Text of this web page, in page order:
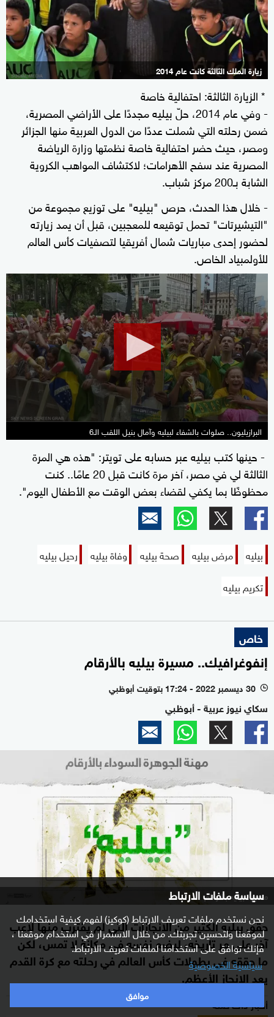
سياسة ملفات الارتباط
نحن نستخدم ملفات تعريف الارتباط (كوكيز) لفهم كيفية استخدامك
لموقعنا ولتحسين تجربتك. من خلال الاستمرار في استخدام موقعنا ،
فإنك توافق على استخدامنا لملفات تعريف الارتباط.
سياسية الخصوصية
موافق
زيارة الملك الثالثة كانت عام 2014
* الزيارة الثالثة: احتفالية خاصة
- وفي عام 2014، حلّ بيليه مجددًا على الأراضي المصرية،
ضمن رحلته التي شملت عددًا من الدول العربية منها الجزائر
ومصر، حيث حضر احتفالية خاصة نظمتها وزارة الرياضة
المصرية عند سفح الأهرامات؛ لاكتشاف المواهب الكروية
الشابة بـ200 مركز شباب.
- خلال هذا الحدث، حرص "بيليه" على توزيع مجموعة من
"التيشيرتات" تحمل توقيعه للمعجبين، قبل أن يمد زيارته
لحضور إحدى مباريات شمال أفريقيا لتصفيات كأس العالم
للأولمبياد الخاص.
0
seconds
of
1
minute,
50
seconds
البرازيليون.. صلوات بالشفاء لبيليه وآمال بنيل اللقب الـ6
- حينها كتب بيليه عبر حسابه على تويتر: "هذه هي المرة
الثالثة لي في مصر، آخر مرة كانت قبل 20 عامًا.. كنت
محظوظًا بما يكفي لقضاء بعض الوقت مع الأطفال اليوم".
بيليه مرض بيليه صحة بيليه وفاة بيليه
رحيل بيليه
تكريم بيليه
خاص
إنفوغرافيك.. مسيرة بيليه بالأرقام
l 30 ديسمبر 2022 - 17:24 بتوقيت أبوظبي
سكاي نيوز عربية - أبوظبي
مسيرة بيليه بالأرقام
حقق بيليه الكثير من الانجازات التي لم يقترب منها لاعب
آخر على مر تاريخه، ليضع نفسه في مكانة لا تمس، لكن
ما حققه في بطولات كأس العالم في رحلته مع كرة القدم
يعد الإنجاز الأعظم.
أخبار ذات صلة